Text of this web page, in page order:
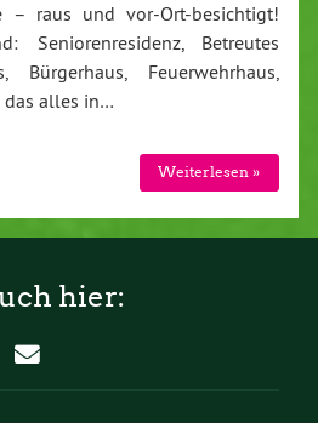
– raus und vor-Ort-besichtigt!
Seniorenresidenz, Betreutes
Bürgerhaus, Feuerwehrhaus,
das alles in…
Weiterlesen »
hier: